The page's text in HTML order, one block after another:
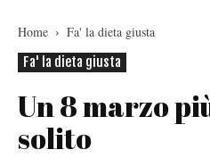
Home
Fa' la dieta giusta
Fa' la dieta giusta
Un 8 marzo
solito